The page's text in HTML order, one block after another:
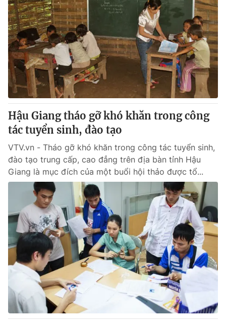
Hậu Giang tháo gỡ khó khăn trong công
tác tuyển sinh, đào tạo
VTV.vn - Tháo gỡ khó khăn trong công tác tuyển sinh,
đào tạo trung cấp, cao đẳng trên địa bàn tỉnh Hậu
Giang là mục đích của một buổi hội thảo được tổ...